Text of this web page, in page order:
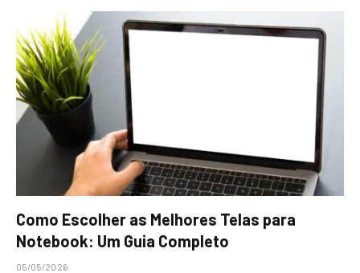
Como Escolher as Melhores Telas para
Notebook: Um Guia Completo
05/05/2026